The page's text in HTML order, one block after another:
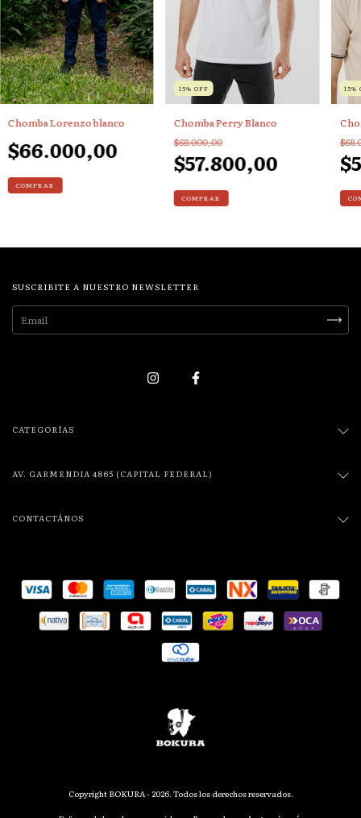
Chomba Lorenzo blanco
$66.000,00
COMPRAR
15% OFF
Chomba Perry Blanco
$68.000,00
$57.800,00
COMPRAR
15%
SUSCRIBITE A NUESTRO NEWSLETTER
CATEGORÍAS
AV. GARMENDIA 4865 (CAPITAL FEDERAL)
CONTACTÁNOS
Copyright BOKURA - 2026. Todos los derechos reservados.